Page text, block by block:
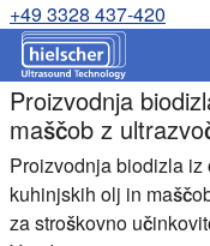
+49 3328 437-420
Proizvodnja
maščob z
Proizvodnja biodizla
kuhinjskih olj in
za stroškovno